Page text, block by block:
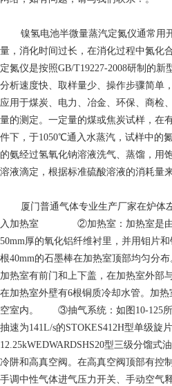
镍氢电池半微量蒸汽定氮仪通常用
量，消化时间过长，在消化过程中氮化
定氮仪是按照GB/T19227-2008研制的新
分析速度快、取样量少、操作步骤简单
应用于煤炭、电力、冶金、环保、商检
量的测定。一定量的煤或焦炭试样，在
件下，于1050℃通入水蒸汽，试样中的
的氨经过氢氧化钠溶液洗气、蒸馏，用
溶液滴定，根据标准硫酸溶液的消耗量
厦门普通气体专业生产厂家在炉体
入加热室 ②加热室：加热室是由
50mm厚的氧化铝纤维衬里，并用钼片
根40mm的石墨棒在加热室顶部均匀分
加热室有前门和上下盖，在加热室外部
在加热室外壁有6根铜质冷却水管。加
空室内。 ③抽气系统：如图10-125所
抽速为141L/s的STOKES412H型单级旋
12.25kWEDWARDSHS20型三级分馏式
冷阱和高真空阀。在高真空阀顶部有控
手调中性气体进气压力开关、手动空气